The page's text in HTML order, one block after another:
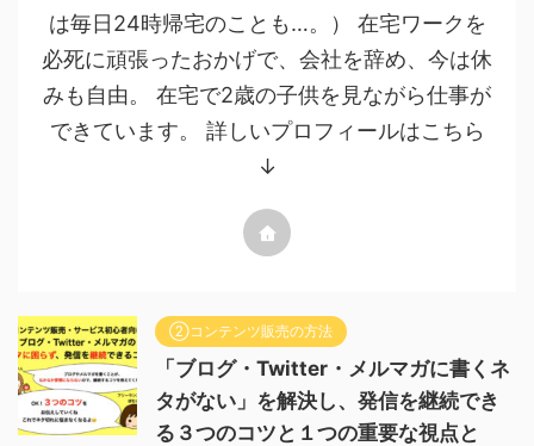
は毎日24時帰宅のことも…。） 在宅ワークを
必死に頑張ったおかげで、会社を辞め、今は休
みも自由。 在宅で2歳の子供を見ながら仕事が
できています。 詳しいプロフィールはこちら
↓
②コンテンツ販売の方法
「ブログ・Twitter・メルマガに書くネ
タがない」を解決し、発信を継続でき
る３つのコツと１つの重要な視点と